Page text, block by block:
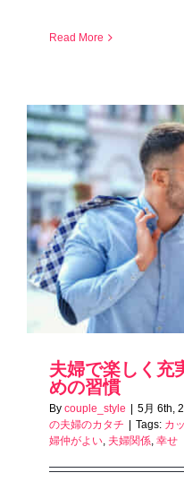
Read More
夫婦で楽しく充
めの習慣
By couple_style 5月 6th,
の夫婦のカタチ
Tags: カ
婦仲がよい, 夫婦関係, 幸せ